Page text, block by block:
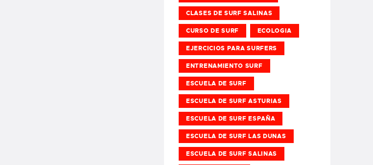
CLASES DE SURF SALINAS
CURSO DE SURF ECOLOGIA
EJERCICIOS PARA SURFERS
ENTRENAMIENTO SURF
ESCUELA DE SURF
ESCUELA DE SURF ASTURIAS
ESCUELA DE SURF ESPAÑA
ESCUELA DE SURF LAS DUNAS
ESCUELA DE SURF SALINAS